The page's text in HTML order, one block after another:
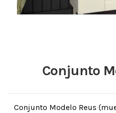
Conjunto
Conjunto Modelo Reus